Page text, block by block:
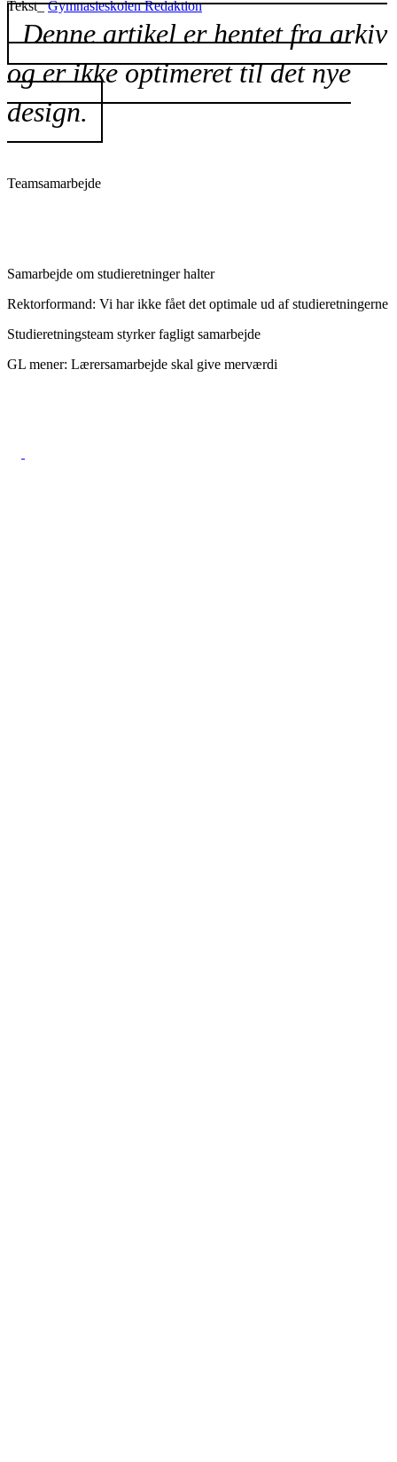
Tekst_Gymnasieskolen Redaktion
Denne artikel er hentet fra arkiv
og er ikke optimeret til det nye
design.
Teamsamarbejde
Samarbejde om studieretninger halter
Rektorformand: Vi har ikke fået det optimale ud af studieretningerne
Studieretningsteam styrker fagligt samarbejde
GL mener: Lærersam­arbejde skal give merværdi